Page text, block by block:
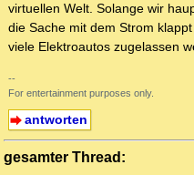
virtuellen Welt. Solange wir
die Sache mit dem Strom
viele Elektroautos zugelassen
--
For entertainment purposes only.
antworten
gesamter Thread: